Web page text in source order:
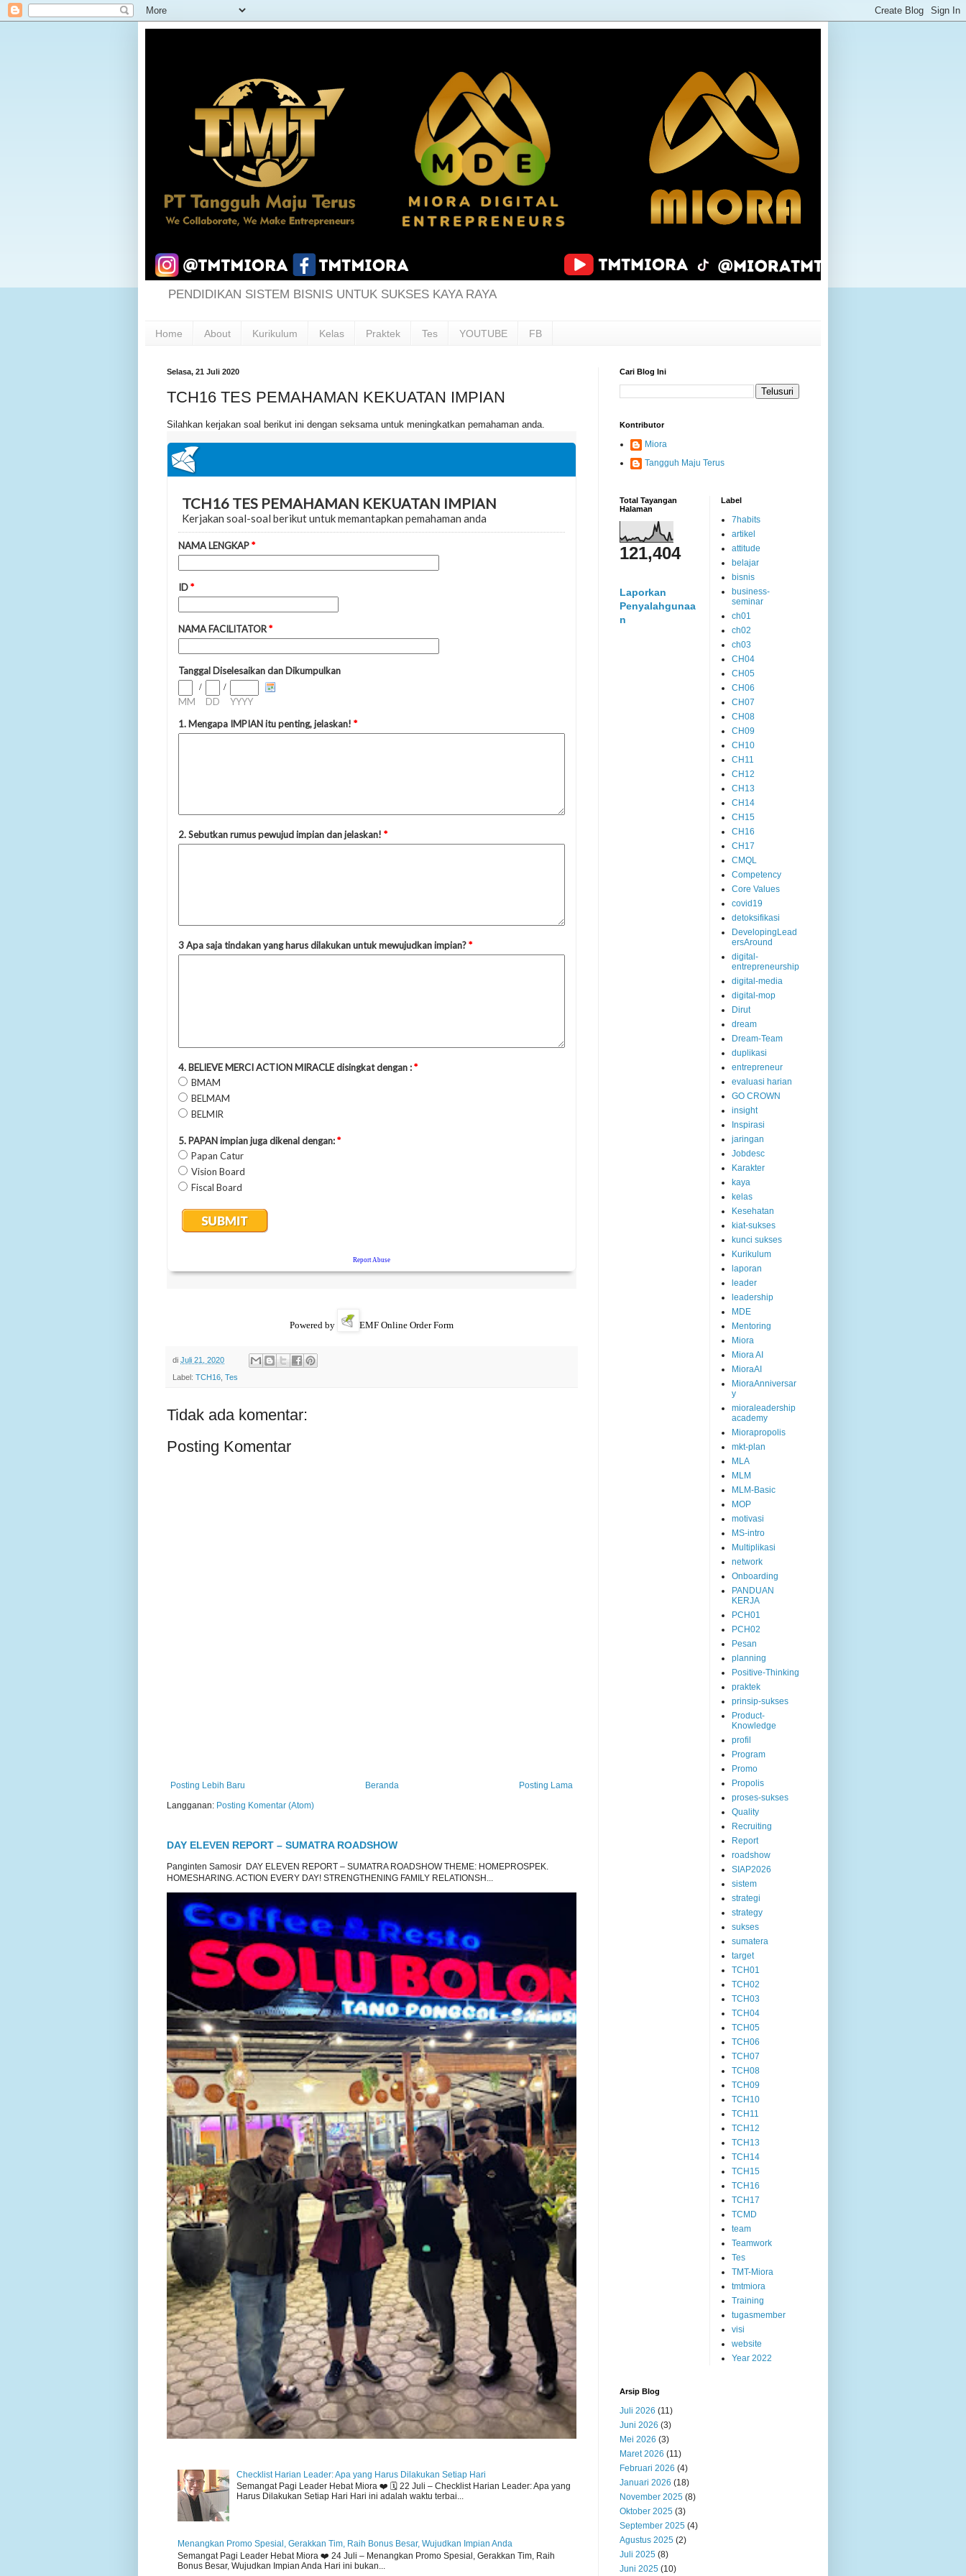
PENDIDIKAN SISTEM BISNIS UNTUK SUKSES KAYA RAYA
Home About Kurikulum Kelas Praktek Tes YOUTUBE FB
Selasa, 21 Juli 2020
TCH16 TES PEMAHAMAN KEKUATAN IMPIAN
Silahkan kerjakan soal berikut ini dengan seksama untuk meningkatkan pemahaman anda.
Powered by EMF Online Order Form
di Juli 21, 2020
Label: TCH16 Tes
Tidak ada komentar:
Posting Komentar
Posting Lebih Baru Posting Lama
Beranda
Langganan: Posting Komentar (Atom)
DAY ELEVEN REPORT – SUMATRA ROADSHOW
Panginten Samosir DAY ELEVEN REPORT – SUMATRA ROADSHOW THEME: HOMEPROSPEK.
HOMESHARING. ACTION EVERY DAY! STRENGTHENING FAMILY RELATIONSH...
Checklist Harian Leader: Apa yang Harus Dilakukan Setiap Hari
Semangat Pagi Leader Hebat Miora ❤️ 🗓️ 22 Juli – Checklist Harian Leader: Apa yang
Harus Dilakukan Setiap Hari Hari ini adalah waktu terbai...
Menangkan Promo Spesial, Gerakkan Tim, Raih Bonus Besar, Wujudkan Impian Anda
Semangat Pagi Leader Hebat Miora ❤️ 24 Juli – Menangkan Promo Spesial, Gerakkan Tim, Raih
Bonus Besar, Wujudkan Impian Anda Hari ini bukan...
Cari Blog Ini
Kontributor
Miora
Tangguh Maju Terus
Total Tayangan
Halaman
121,404
Laporkan
Penyalahgunaa
n
Label
7habits
artikel
attitude
belajar
bisnis
business-
seminar
ch01
ch02
ch03
CH04
CH05
CH06
CH07
CH08
CH09
CH10
CH11
CH12
CH13
CH14
CH15
CH16
CH17
CMQL
Competency
Core Values
covid19
detoksifikasi
DevelopingLead
ersAround
digital-
entrepreneurship
digital-media
digital-mop
Dirut
dream
Dream-Team
duplikasi
entrepreneur
evaluasi harian
GO CROWN
insight
Inspirasi
jaringan
Jobdesc
Karakter
kaya
kelas
Kesehatan
kiat-sukses
kunci sukses
Kurikulum
laporan
leader
leadership
MDE
Mentoring
Miora
Miora AI
MioraAI
MioraAnniversar
y
mioraleadership
academy
Miorapropolis
mkt-plan
MLA
MLM
MLM-Basic
MOP
motivasi
MS-intro
Multiplikasi
network
Onboarding
PANDUAN
KERJA
PCH01
PCH02
Pesan
planning
Positive-Thinking
praktek
prinsip-sukses
Product-
Knowledge
profil
Program
Promo
Propolis
proses-sukses
Quality
Recruiting
Report
roadshow
SIAP2026
sistem
strategi
strategy
sukses
sumatera
target
TCH01
TCH02
TCH03
TCH04
TCH05
TCH06
TCH07
TCH08
TCH09
TCH10
TCH11
TCH12
TCH13
TCH14
TCH15
TCH16
TCH17
TCMD
team
Teamwork
Tes
TMT-Miora
tmtmiora
Training
tugasmember
visi
website
Year 2022
Arsip Blog
Juli 2026 (11)
Juni 2026 (3)
Mei 2026 (3)
Maret 2026 (11)
Februari 2026 (4)
Januari 2026 (18)
November 2025 (8)
Oktober 2025 (3)
September 2025 (4)
Agustus 2025 (2)
Juli 2025 (8)
Juni 2025 (10)